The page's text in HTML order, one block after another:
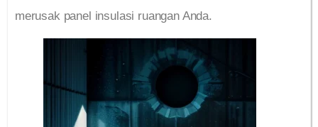
merusak panel insulasi ruangan Anda.